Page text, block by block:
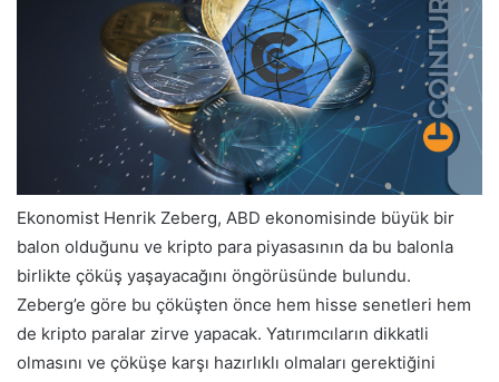
Ekonomist Henrik Zeberg, ABD ekonomisinde büyük bir
balon olduğunu ve kripto para piyasasının da bu balonla
birlikte çöküş yaşayacağını öngörüsünde bulundu.
Zeberg’e göre bu çöküşten önce hem hisse senetleri hem
de kripto paralar zirve yapacak. Yatırımcıların dikkatli
olmasını ve çöküşe karşı hazırlıklı olmaları gerektiğini